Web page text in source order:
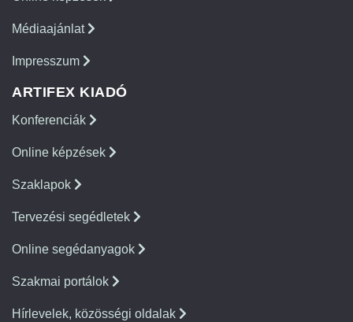
Médiaajánlat
Impresszum
ARTIFEX KIADÓ
Konferenciák
Online képzések
Szaklapok
Tervezési segédletek
Online segédanyagok
Szakmai portálok
Hírlevelek, közösségi oldalak